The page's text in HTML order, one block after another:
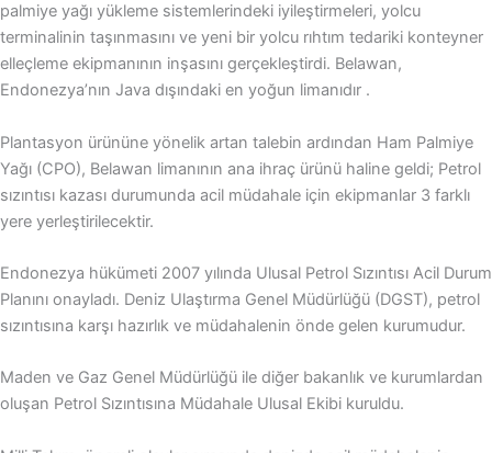
palmiye yağı yükleme sistemlerindeki iyileştirmeleri, yolcu
terminalinin taşınmasını ve yeni bir yolcu rıhtım tedariki konteyner
elleçleme ekipmanının inşasını gerçekleştirdi. Belawan,
Endonezya’nın Java dışındaki en yoğun limanıdır .
Plantasyon ürününe yönelik artan talebin ardından Ham Palmiye
Yağı (CPO), Belawan limanının ana ihraç ürünü haline geldi; Petrol
sızıntısı kazası durumunda acil müdahale için ekipmanlar 3 farklı
yere yerleştirilecektir.
Endonezya hükümeti 2007 yılında Ulusal Petrol Sızıntısı Acil Durum
Planını onayladı. Deniz Ulaştırma Genel Müdürlüğü (DGST), petrol
sızıntısına karşı hazırlık ve müdahalenin önde gelen kurumudur.
Maden ve Gaz Genel Müdürlüğü ile diğer bakanlık ve kurumlardan
oluşan Petrol Sızıntısına Müdahale Ulusal Ekibi kuruldu.